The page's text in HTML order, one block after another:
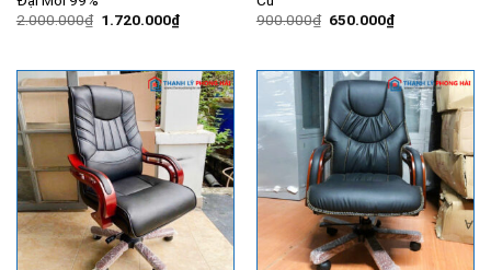
2.000.000₫ Giá
1.720.000₫Giá
hiện
1.720.000₫.
900.000₫ Giá
650.000₫Giá
hiện
650.000₫.